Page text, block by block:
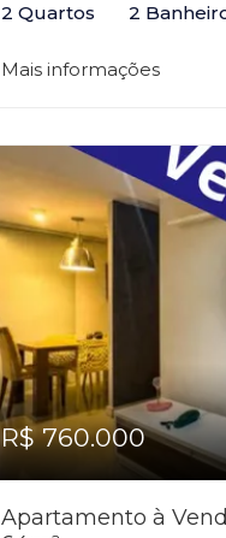
2 Quartos 2
Mais informações
R$ 760.000
Apartamento à